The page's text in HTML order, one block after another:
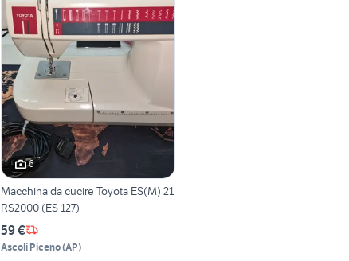
6
Macchina da cucire Toyota ES(M) 21
RS2000 (ES 127)
59 €
Ascoli Piceno(AP)